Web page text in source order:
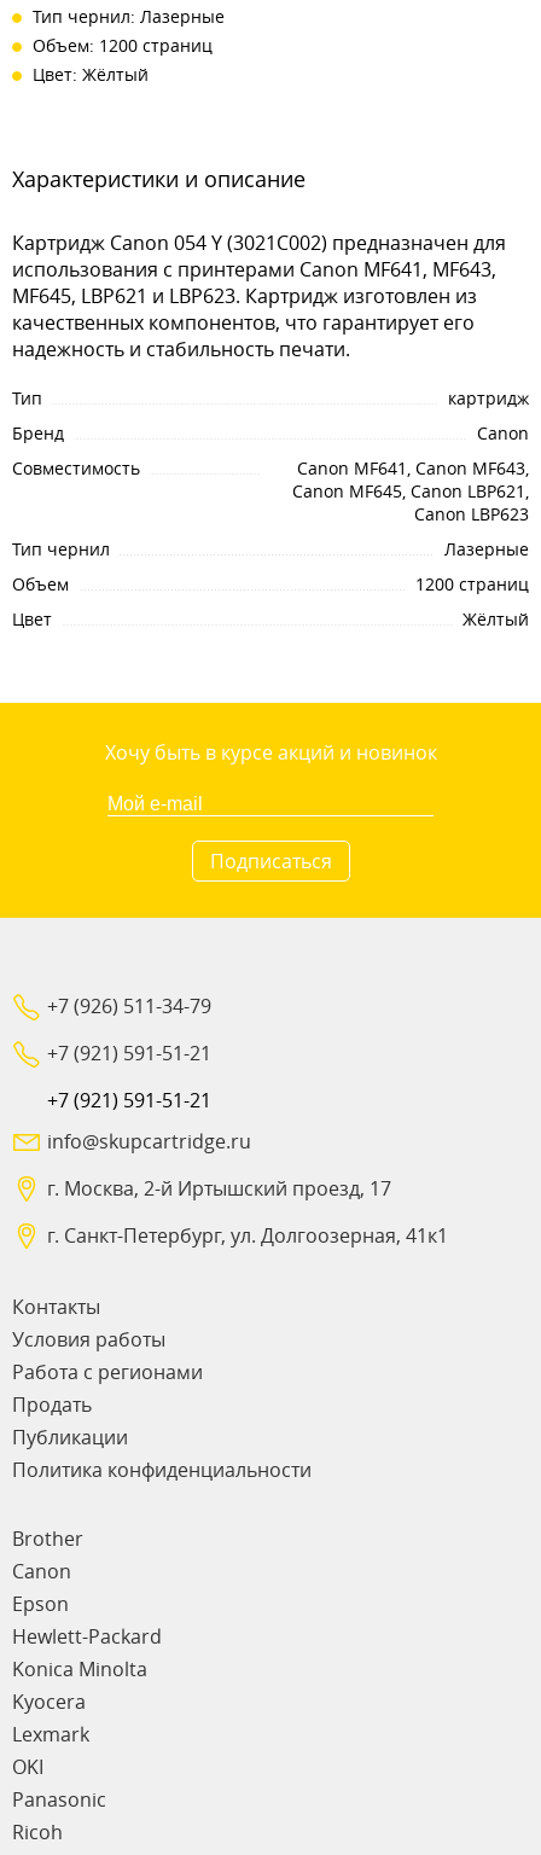
Тип чернил: Лазерные
Объем: 1200 страниц
Цвет: Жёлтый
Характеристики и описание
Картридж Canon 054 Y (3021C002) предназначен для
использования с принтерами Canon MF641, MF643,
MF645, LBP621 и LBP623. Картридж изготовлен из
качественных компонентов, что гарантирует его
надежность и стабильность печати.
Тип
картридж
Бренд
Canon
Совместимость
Canon MF641, Canon MF643,
Canon MF645, Canon LBP621,
Canon LBP623
Тип чернил
Лазерные
Объем
1200 страниц
Цвет
Жёлтый
Хочу быть в курсе акций и новинок
Подписаться
+7 (926) 511-34-79
+7 (921) 591-51-21
+7 (921) 591-51-21
info@skupcartridge.ru
г. Москва, 2-й Иртышский проезд, 17
г. Санкт-Петербург, ул. Долгоозерная, 41к1
Контакты
Условия работы
Работа с регионами
Продать
Публикации
Политика конфиденциальности
Brother
Canon
Epson
Hewlett-Packard
Konica Minolta
Kyocera
Lexmark
OKI
Panasonic
Ricoh